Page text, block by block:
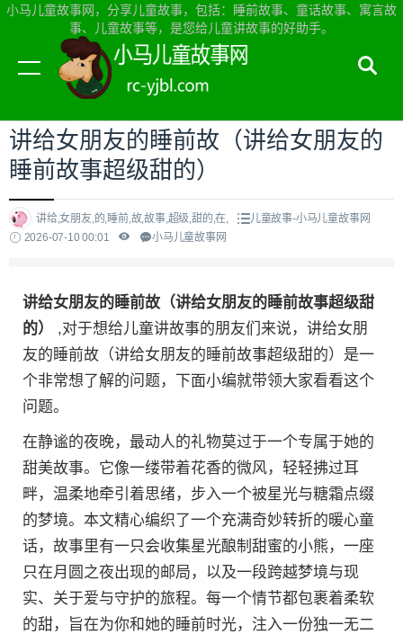
小马儿童故事网，分享儿童故事，包括：睡前故事、童话故事、寓言故
事、儿童故事等，是您给儿童讲故事的好助手。
当前位置：小马儿童故事网首页>儿童故事
讲给女朋友的睡前故（讲给女朋友的
睡前故事超级甜的）
讲给,女朋友,的,睡前,故,故事,超级,甜的,在,
儿童故事-小马儿童故事网
2026-07-10 00:01
小马儿童故事网
讲给女朋友的睡前故（讲给女朋友的睡前故事超级甜
的） ,对于想给儿童讲故事的朋友们来说，讲给女朋
友的睡前故（讲给女朋友的睡前故事超级甜的）是一
个非常想了解的问题，下面小编就带领大家看看这个
问题。
在静谧的夜晚，最动人的礼物莫过于一个专属于她的
甜美故事。它像一缕带着花香的微风，轻轻拂过耳
畔，温柔地牵引着思绪，步入一个被星光与糖霜点缀
的梦境。本文精心编织了一个充满奇妙转折的暖心童
话，故事里有一只会收集星光酿制甜蜜的小熊，一座
只在月圆之夜出现的邮局，以及一段跨越梦境与现
实、关于爱与守护的旅程。每一个情节都包裹着柔软
的甜，旨在为你和她的睡前时光，注入一份独一无二